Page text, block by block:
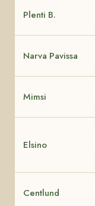
Plenti B.
Narva Pavissa
Mimsi
Elsino
Centlund